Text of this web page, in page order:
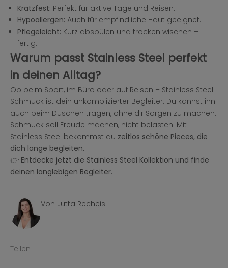
Kratzfest: Perfekt für aktive Tage und Reisen.
Hypoallergen: Auch für empfindliche Haut geeignet.
Pflegeleicht: Kurz abspülen und trocken wischen –
fertig.
Warum passt Stainless Steel perfekt
in deinen Alltag?
Ob beim Sport, im Büro oder auf Reisen – Stainless Steel
Schmuck ist dein unkomplizierter Begleiter. Du kannst ihn
auch beim Duschen tragen, ohne dir Sorgen zu machen.
Schmuck soll Freude machen, nicht belasten. Mit
Stainless Steel bekommst du zeitlos schöne Pieces, die
dich lange begleiten.
👉 Entdecke jetzt die Stainless Steel Kollektion und finde
deinen langlebigen Begleiter.
Von Jutta Recheis
Teilen